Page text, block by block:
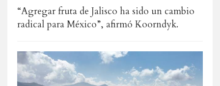
“Agregar fruta de Jalisco ha sido un cambio
radical para México”, afirmó Koorndyk.